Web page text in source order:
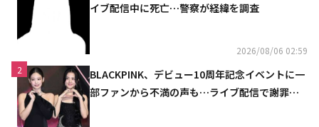
イブ配信中に死亡…警察が経緯を調査
2026/08/06 02:59
2
BLACKPINK、デビュー10周年記念イベントに一
部ファンから不満の声も…ライブ配信で謝罪